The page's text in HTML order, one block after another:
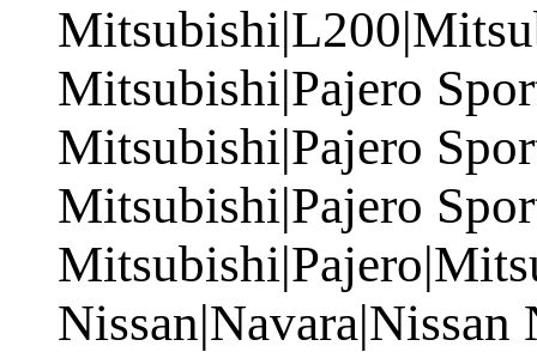
Mitsubishi|Pajero
Mitsubishi|Pajero
Mitsubishi|Pajero